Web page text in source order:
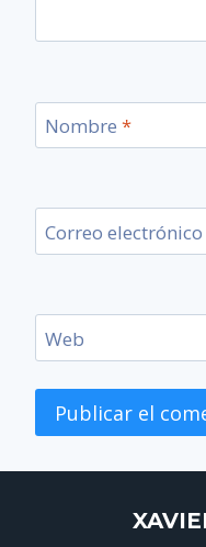
Nombre *
Correo electrónico
Web